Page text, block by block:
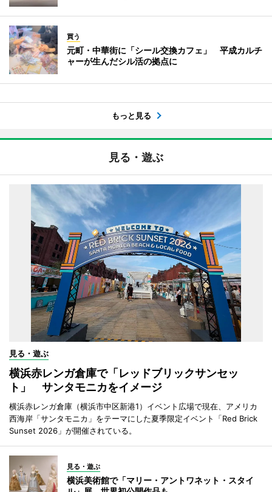
買う
元町・中華街に「シール交換カフェ」 平成カルチ
ャーが生んだシル活の拠点に
もっと見る
見る・遊ぶ
見る・遊ぶ
横浜赤レンガ倉庫で「レッドブリックサンセッ
ト」 サンタモニカをイメージ
横浜赤レンガ倉庫（横浜市中区新港1）イベント広場で現在、アメリカ
西海岸「サンタモニカ」をテーマにした夏季限定イベント「Red Brick
Sunset 2026」が開催されている。
見る・遊ぶ
横浜美術館で「マリー・アントワネット・スタイ